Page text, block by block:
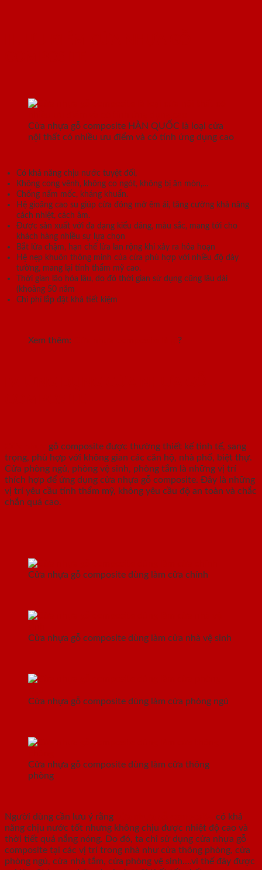
Cửa nhựa gỗ composite HÀN QUỐC là loại cửa
nội thất có nhiều ưu điểm và có tính ứng dụng cao
Có khả năng chịu nước tuyệt đối,
Không cong vênh, không co ngót, không bị ăn mòn,…
Chống nấm mốc, kháng khuẩn.
Hệ gioăng cao su giúp cửa đóng mở êm ái, tăng cường khả năng
cách nhiệt, cách âm.
Được sản xuất với đa dạng kiểu dáng, màu sắc, mang tới cho
khách hàng nhiều sự lựa chọn
Bắt lửa chậm, hạn chế lửa lan rộng khi xảy ra hỏa hoạn
Hệ nẹp khuôn thông minh của cửa phù hợp với nhiều độ dày
tường, mang lại tính thẩm mỹ cao.
Thời gian lão hóa lâu, do đó thời gian sử dụng cũng lâu dài
(khoảng 50 năm
Chi phí lắp đặt khá tiết kiệm
Xem thêm: ?
gỗ composite được thường thiết kế tinh tế, sang
trọng, phù hợp với không gian các căn hộ, nhà phố, biệt thự.
Cửa phòng ngủ, phòng vệ sinh, phòng tắm là những vị trí
thích hợp để ứng dụng cửa nhựa gỗ composite. Đây là những
vị trí yêu cầu tính thẩm mỹ, không yêu cầu độ an toàn và chắc
chắn quá cao.
Cửa nhựa gỗ composite dùng làm cửa chính
Cửa nhựa gỗ composite dùng làm cửa nhà vệ sinh
Cửa nhựa gỗ composite dùng làm cửa phòng ngủ
Cửa nhựa gỗ composite dùng làm cửa thông
phòng
Người dùng cần lưu ý rằng
có khả
năng chịu nước tốt nhưng không chịu được nhiệt độ cao và
thời tiết quá nắng nóng. Do đó, ta chỉ sử dụng cửa nhựa gỗ
composite tại các vị trí trong nhà như cửa thông phòng, cửa
phòng ngủ, cửa nhà tắm, cửa phòng vệ sinh….vì thế đây được